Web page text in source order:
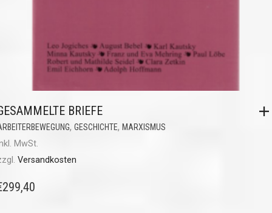
BRIEFE
, GESCHICHTE, MARXISMUS
MwSt.
Versandkosten
299,40